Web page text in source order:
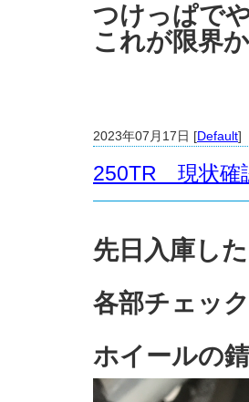
つけっぱで
これが限界
2023年07月17日 [Default]
250TR 現状確
先日入庫し
各部チェッ
ホイールの錆